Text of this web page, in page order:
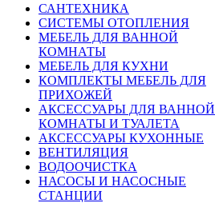
САНТЕХНИКА
СИСТЕМЫ ОТОПЛЕНИЯ
МЕБЕЛЬ ДЛЯ ВАННОЙ
КОМНАТЫ
МЕБЕЛЬ ДЛЯ КУХНИ
КОМПЛЕКТЫ МЕБЕЛЬ ДЛЯ
ПРИХОЖЕЙ
АКСЕССУАРЫ ДЛЯ ВАННОЙ
КОМНАТЫ И ТУАЛЕТА
АКСЕССУАРЫ КУХОННЫЕ
ВЕНТИЛЯЦИЯ
ВОДООЧИСТКА
НАСОСЫ И НАСОСНЫЕ
СТАНЦИИ